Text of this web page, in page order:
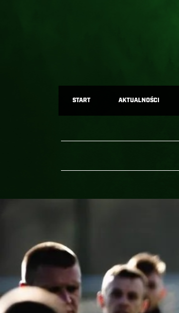
START AKTUALNOŚCI